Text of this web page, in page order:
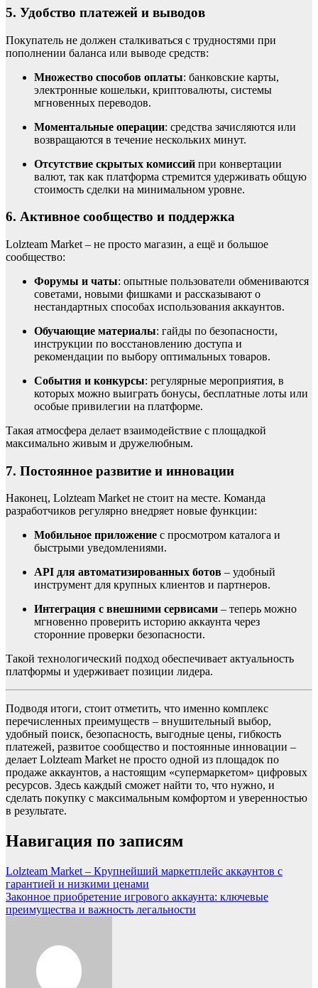
5. Удобство платежей и выводов
Покупатель не должен сталкиваться с трудностями при
пополнении баланса или выводе средств:
Множество способов оплаты: банковские карты,
электронные кошельки, криптовалюты, системы
мгновенных переводов.
Моментальные операции: средства зачисляются или
возвращаются в течение нескольких минут.
Отсутствие скрытых комиссий при конвертации
валют, так как платформа стремится удерживать общую
стоимость сделки на минимальном уровне.
6. Активное сообщество и поддержка
Lolzteam Market – не просто магазин, а ещё и большое
сообщество:
Форумы и чаты: опытные пользователи обмениваются
советами, новыми фишками и рассказывают о
нестандартных способах использования аккаунтов.
Обучающие материалы: гайды по безопасности,
инструкции по восстановлению доступа и
рекомендации по выбору оптимальных товаров.
События и конкурсы: регулярные мероприятия, в
которых можно выиграть бонусы, бесплатные лоты или
особые привилегии на платформе.
Такая атмосфера делает взаимодействие с площадкой
максимально живым и дружелюбным.
7. Постоянное развитие и инновации
Наконец, Lolzteam Market не стоит на месте. Команда
разработчиков регулярно внедряет новые функции:
Мобильное приложение с просмотром каталога и
быстрыми уведомлениями.
API для автоматизированных ботов – удобный
инструмент для крупных клиентов и партнеров.
Интеграция с внешними сервисами – теперь можно
мгновенно проверить историю аккаунта через
сторонние проверки безопасности.
Такой технологический подход обеспечивает актуальность
платформы и удерживает позиции лидера.
Подводя итоги, стоит отметить, что именно комплекс
перечисленных преимуществ – внушительный выбор,
удобный поиск, безопасность, выгодные цены, гибкость
платежей, развитое сообщество и постоянные инновации –
делает Lolzteam Market не просто одной из площадок по
продаже аккаунтов, а настоящим «супермаркетом» цифровых
ресурсов. Здесь каждый сможет найти то, что нужно, и
сделать покупку с максимальным комфортом и уверенностью
в результате.
Навигация по записям
Lolzteam Market – Крупнейший маркетплейс аккаунтов с
гарантией и низкими ценами
Законное приобретение игрового аккаунта: ключевые
преимущества и важность легальности